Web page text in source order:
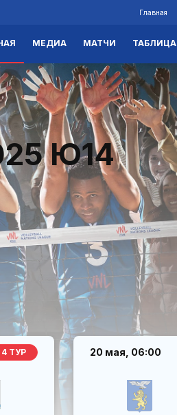
Главная
МЕДИА МАТЧИ ТАБЛИЦА
Ю14
4 ТУР 20 мая, 06:00